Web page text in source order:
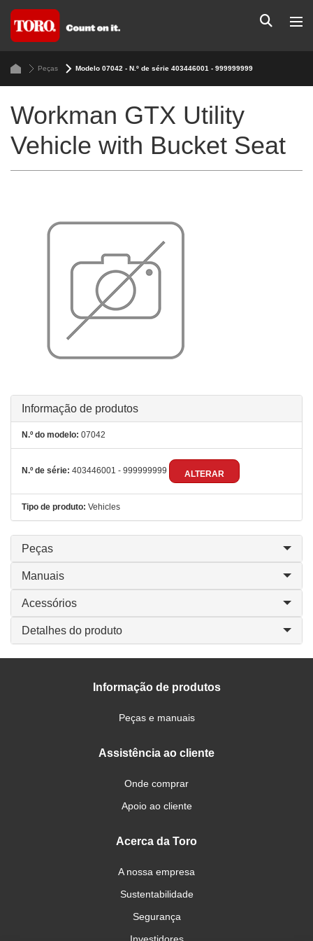
Peças Modelo 07042 - N.º de série 403446001 - 999999999
Workman GTX Utility
Vehicle with Bucket Seat
Informação de produtos
N.º do modelo: 07042
N.º de série: 403446001 - 999999999 ALTERAR
Tipo de produto: Vehicles
Peças
Manuais
Acessórios
Detalhes do produto
Informação de produtos
Peças e manuais
Assistência ao cliente
Onde comprar
Apoio ao cliente
Acerca da Toro
A nossa empresa
Sustentabilidade
Segurança